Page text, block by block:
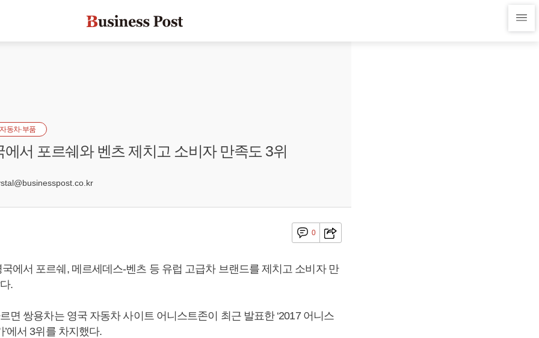
자동차·부품
에서 포르쉐와 벤츠 제치고 소비자 만족도 3위
0
에서 포르쉐, 메르세데스-벤츠 등 유럽 고급차 브랜드를 제치고 소비자 만
.
면 쌍용차는 영국 자동차 사이트 어니스트존이 최근 발표한 ‘2017 어니스
에서 3위를 차지했다.